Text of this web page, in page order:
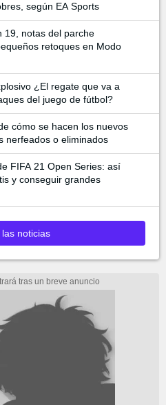
según EA Sports
19, notas del parche
retoques en Modo
¿El regate que va a
del juego de fútbol?
cómo se hacen los nuevos
nerfeados o eliminados
FIFA 21 Open Series: así
y conseguir grandes
las noticias